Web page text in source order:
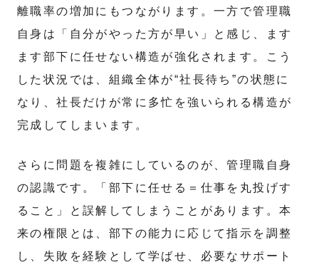
離職率の増加にもつながります。一方で管理職
自身は「自分がやった方が早い」と感じ、ます
ます部下に任せない構造が強化されます。こう
した状況では、組織全体が“社長待ち”の状態に
なり、社長だけが常に多忙を強いられる構造が
完成してしまいます。
さらに問題を複雑にしているのが、管理職自身
の認識です。「部下に任せる＝仕事を丸投げす
ること」と誤解してしまうことがあります。本
来の権限とは、部下の能力に応じて指示を調整
し、失敗を経験として学ばせ、必要なサポート